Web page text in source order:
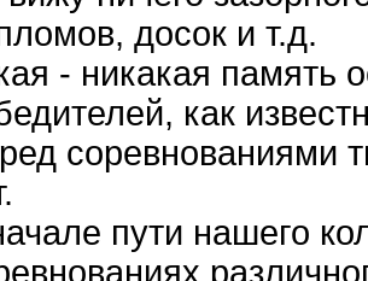
досок и т.д.
- никакая память
как
соревнованиями
пути нашего